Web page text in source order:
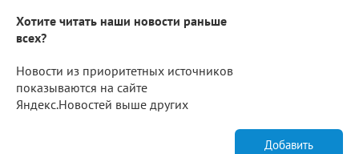
Хотите читать наши новости раньше
всех?
Новости из приоритетных источников
показываются на сайте
Яндекс.Новостей выше других
Добавить